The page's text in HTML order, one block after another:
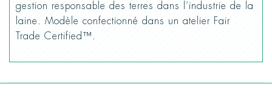
gestion responsable des terres dans l’industrie de la
laine. Modèle confectionné dans un atelier Fair
Trade Certified™.